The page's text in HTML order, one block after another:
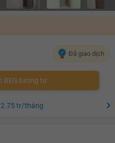
Đã giao dịch
BĐS tương tự
tr/tháng